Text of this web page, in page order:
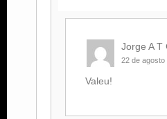
Jorge A T
22 de agosto
Valeu!